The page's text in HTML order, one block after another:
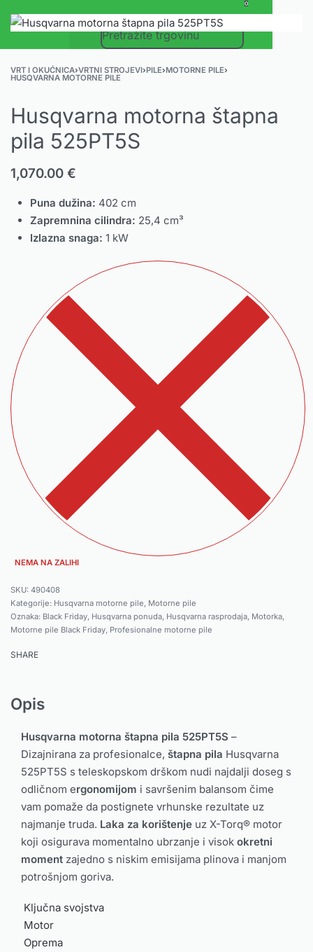
0
VRT I OKUĆNICA›VRTNI STROJEVI›PILE›MOTORNE PILE›
HUSQVARNA MOTORNE PILE
Husqvarna motorna štapna
pila 525PT5S
1,070.00 €
Puna dužina: 402 cm
Zapremnina cilindra: 25,4 cm³
Izlazna snaga: 1 kW
NEMA NA ZALIHI
490408
Kategorije: Husqvarna motorne pile, Motorne pile
Oznaka: Black Friday, Husqvarna ponuda, Husqvarna rasprodaja, Motorka,
Motorne pile Black Friday, Profesionalne motorne pile
SHARE
Opis
Husqvarna motorna štapna pila 525PT5S –
Dizajnirana za profesionalce, štapna pila Husqvarna
525PT5S s teleskopskom drškom nudi najdalji doseg s
odličnom ergonomijom i savršenim balansom čime
vam pomaže da postignete vrhunske rezultate uz
najmanje truda. Laka za korištenje uz X-Torq® motor
koji osigurava momentalno ubrzanje i visok okretni
moment zajedno s niskim emisijama plinova i manjom
potrošnjom goriva.
Ključna svojstva
Motor
Oprema